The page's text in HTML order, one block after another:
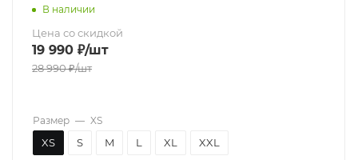
В наличии
Цена со скидкой
19 990 ₽/шт
28 990₽/шт
Размер — XS
XS S M L XL XXL